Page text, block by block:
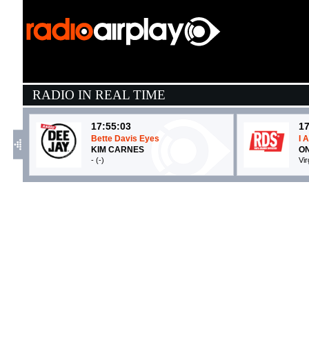
RADIO IN REAL TIME
17:55:03
Bette Davis Eyes
KIM CARNES
- (-)
I